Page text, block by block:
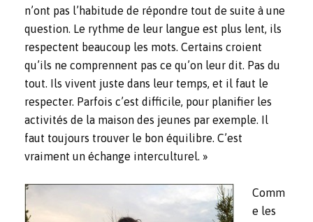
n’ont pas l’habitude de répondre tout de suite à une
question. Le rythme de leur langue est plus lent, ils
respectent beaucoup les mots. Certains croient
qu’ils ne comprennent pas ce qu’on leur dit. Pas du
tout. Ils vivent juste dans leur temps, et il faut le
respecter. Parfois c’est difficile, pour planifier les
activités de la maison des jeunes par exemple. Il
faut toujours trouver le bon équilibre. C’est
vraiment un échange interculturel. »
Comm
e les